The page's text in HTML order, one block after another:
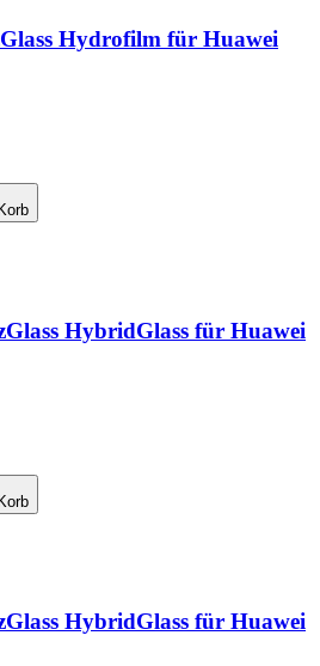
Hydrofilm für Huawei
HybridGlass für Huawei
HybridGlass für Huawei